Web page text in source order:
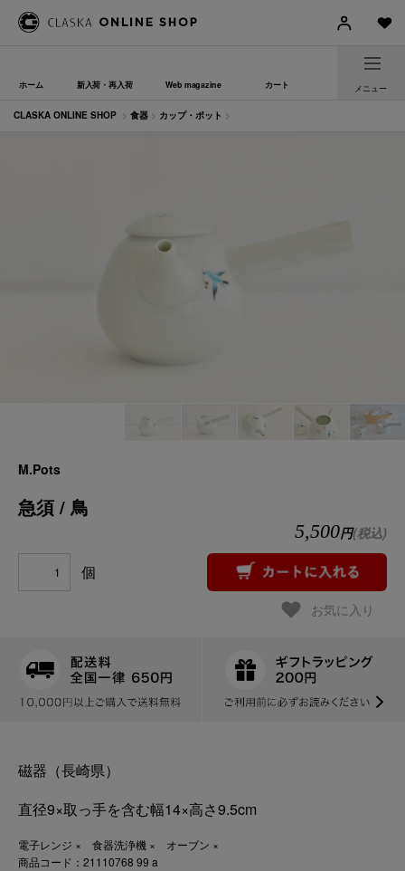
ホーム 新入荷・再入荷 Web magazine カート メニュー
CLASKA ONLINE SHOP > 食器 > カップ・ポット >
M.Pots
急須 / 鳥
5,500円(税込)
個
お気に入り
磁器（長崎県）
直径9×取っ手を含む幅14×高さ9.5cm
電子レンジ × 食器洗浄機 × オーブン ×
商品コード：21110768 99 a